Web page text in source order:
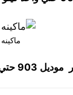
موديل 903 حتي واحد كيلو ماركة مهندس مـنسي